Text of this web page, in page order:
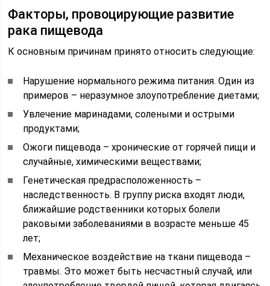
Факторы, провоцирующие развитие
рака пищевода
К основным причинам принято относить следующие:
Нарушение нормального режима питания. Один из
примеров – неразумное злоупотребление диетами;
Увлечение маринадами, солеными и острыми
продуктами;
Ожоги пищевода – хронические от горячей пищи и
случайные, химическими веществами;
Генетическая предрасположенность –
наследственность. В группу риска входят люди,
ближайшие родственники которых болели
раковыми заболеваниями в возрасте меньше 45
лет;
Механическое воздействие на ткани пищевода –
травмы. Это может быть несчастный случай, или